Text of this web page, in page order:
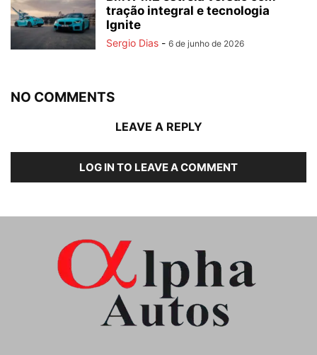
tração integral e tecnologia
Ignite
Sergio Dias - 6 de junho de 2026
NO COMMENTS
LEAVE A REPLY
LOG IN TO LEAVE A COMMENT